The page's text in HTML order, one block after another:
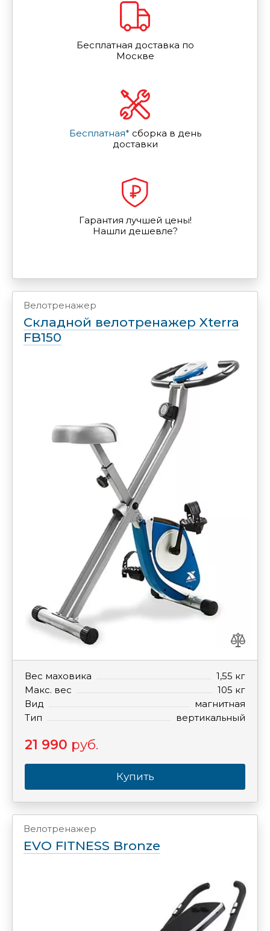
Бесплатная доставка по
Москве
Бесплатная* сборка в день
доставки
Гарантия лучшей цены!
Нашли дешевле?
Велотренажер
Складной велотренажер Xterra
FB150
Вес маховика
1,55 кг
Макс. вес
105 кг
Вид
магнитная
Тип
вертикальный
21 990 руб.
Купить
Велотренажер
EVO FITNESS Bronze